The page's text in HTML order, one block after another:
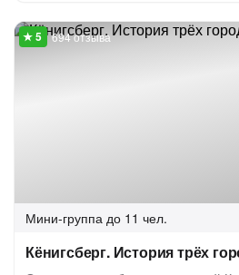
694 отзыва
Мини-группа до 11 чел.
Кёнигсберг. История трёх